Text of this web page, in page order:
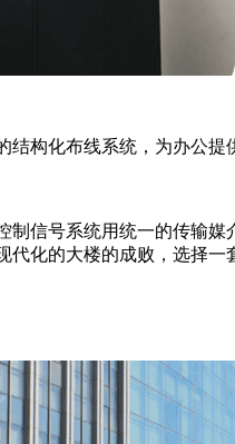
构化布线系统，为办公
信号系统用统一的传输
化的大楼的成败，选择一